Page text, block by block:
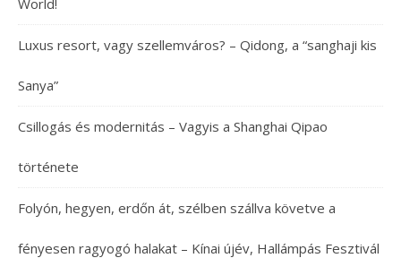
World!
Luxus resort, vagy szellemváros? – Qidong, a “sanghaji kis
Sanya”
Csillogás és modernitás – Vagyis a Shanghai Qipao
története
Folyón, hegyen, erdőn át, szélben szállva követve a
fényesen ragyogó halakat – Kínai újév, Hallámpás Fesztivál